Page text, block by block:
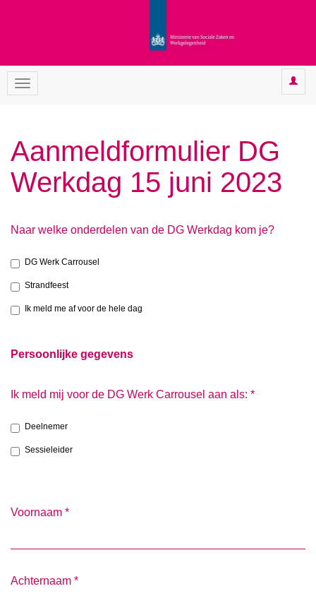
Aanmeldformulier DG
Werkdag 15 juni 2023
Naar welke onderdelen van de DG Werkdag kom je?
DG Werk Carrousel
Strandfeest
Ik meld me af voor de hele dag
Persoonlijke gegevens
Ik meld mij voor de DG Werk Carrousel aan als: *
Deelnemer
Sessieleider
Voornaam *
Achternaam *